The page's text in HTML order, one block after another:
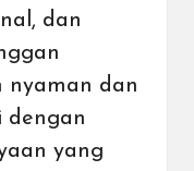
dan
nyaman dan
dengan
yang